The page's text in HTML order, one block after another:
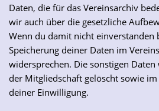
Daten, die für das Vereinsarchiv
wir auch über die gesetzliche
Wenn du damit nicht einverstanden
Speicherung deiner Daten im
widersprechen. Die sonstigen
der Mitgliedschaft gelöscht sowie
deiner Einwilligung.